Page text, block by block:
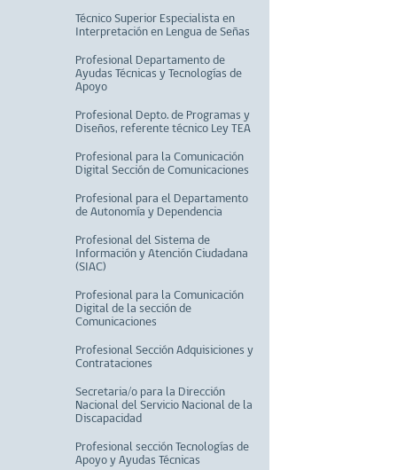
Técnico Superior Especialista en
Interpretación en Lengua de Señas
Profesional Departamento de
Ayudas Técnicas y Tecnologías de
Apoyo
Profesional Depto. de Programas y
Diseños, referente técnico Ley TEA
Profesional para la Comunicación
Digital Sección de Comunicaciones
Profesional para el Departamento
de Autonomía y Dependencia
Profesional del Sistema de
Información y Atención Ciudadana
(SIAC)
Profesional para la Comunicación
Digital de la sección de
Comunicaciones
Profesional Sección Adquisiciones y
Contrataciones
Secretaria/o para la Dirección
Nacional del Servicio Nacional de la
Discapacidad
Profesional sección Tecnologías de
Apoyo y Ayudas Técnicas